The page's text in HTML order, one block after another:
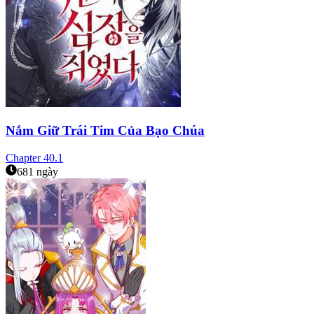
Nắm Giữ Trái Tim Của Bạo Chúa
Chapter40.1
681 ngày